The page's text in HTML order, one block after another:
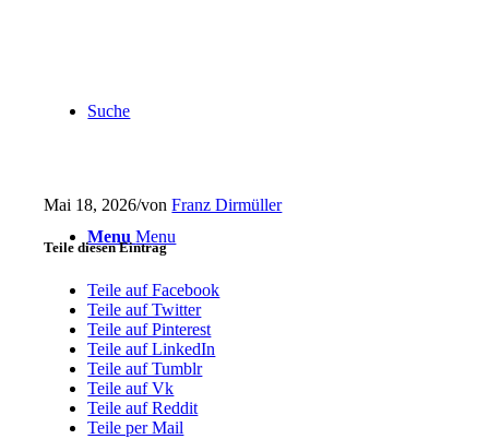
Suche
Menu Menu
Mai 18, 2026/vonFranz Dirmüller
Teile diesen Eintrag
Teile auf Facebook
Teile auf Twitter
Teile auf Pinterest
Teile auf LinkedIn
Teile auf Tumblr
Teile auf Vk
Teile auf Reddit
Teile per Mail